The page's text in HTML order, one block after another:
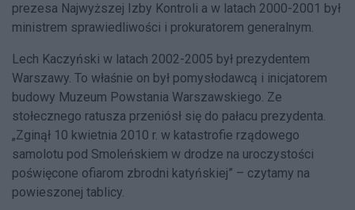
prezesa Najwyższej Izby Kontroli a w latach 2000-2001 był
ministrem sprawiedliwości i prokuratorem generalnym.
Lech Kaczyński w latach 2002-2005 był prezydentem
Warszawy. To właśnie on był pomysłodawcą i inicjatorem
budowy Muzeum Powstania Warszawskiego. Ze
stołecznego ratusza przeniósł się do pałacu prezydenta.
„Zginął 10 kwietnia 2010 r. w katastrofie rządowego
samolotu pod Smoleńskiem w drodze na uroczystości
poświęcone ofiarom zbrodni katyńskiej” – czytamy na
powieszonej tablicy.